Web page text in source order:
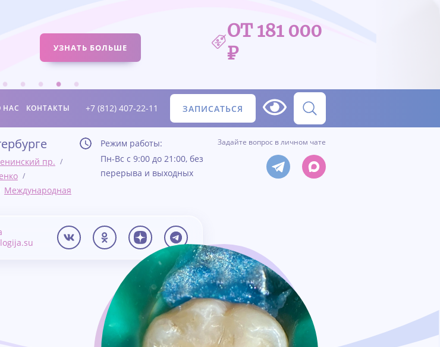
УЗНАТЬ БОЛЬШЕ
ОТ 181 000
₽
+7 (812) 407-22-11 ЗАПИСАТЬСЯ
НАС КОНТАКТЫ
пр.
Международная
Режим работы:
Пн-Вс с 9:00 до 21:00, без
перерыва и выходных
Задайте вопрос в личном чате